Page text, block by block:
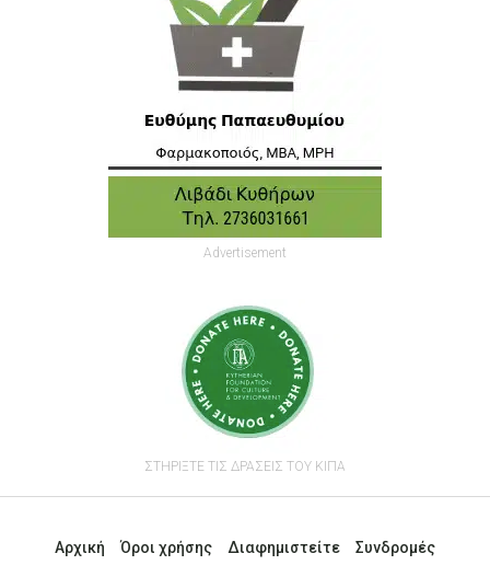
Advertisement
ΣΤΗΡΙΞΤΕ ΤΙΣ ΔΡΑΣΕΙΣ ΤΟΥ ΚΙΠΑ
Αρχική Όροι χρήσης Διαφημιστείτε Συνδρομές